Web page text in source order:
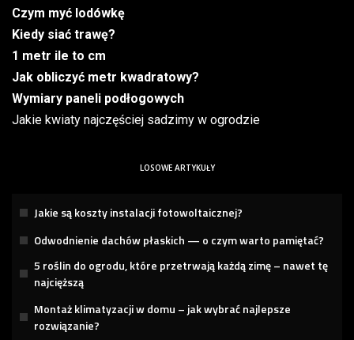
Czym myć lodówkę
Kiedy siać trawę?
1 metr ile to cm
Jak obliczyć metr kwadratowy?
Wymiary paneli podłogowych
Jakie kwiaty najczęściej sadzimy w ogrodzie
LOSOWE ARTYKUŁY
Jakie są koszty instalacji fotowoltaicznej?
Odwodnienie dachów płaskich — o czym warto pamiętać?
5 roślin do ogrodu, które przetrwają każdą zimę – nawet tę
najcięższą
Montaż klimatyzacji w domu – jak wybrać najlepsze
rozwiązanie?